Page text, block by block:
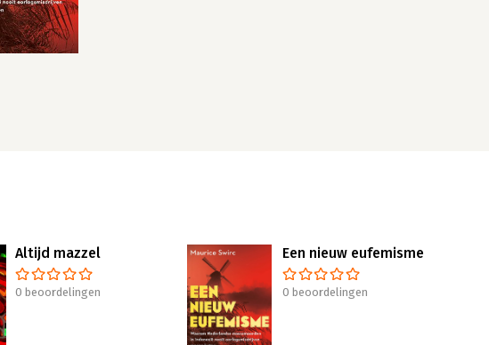
Altijd mazzel
0 beoordelingen
Een nieuw eufemisme
0 beoordelingen